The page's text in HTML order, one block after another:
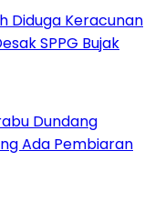
Diduga Keracunan
SPPG Bujak
Dundang
Ada Pembiaran